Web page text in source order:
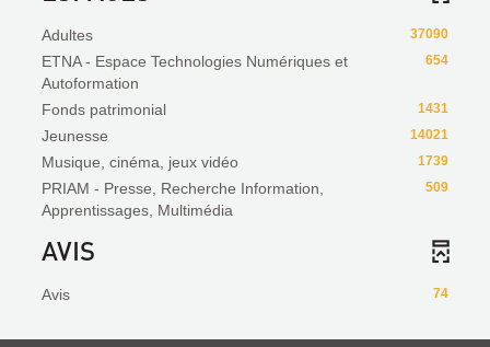
37090
Adultes
654
ETNA - Espace Technologies Numériques et
Autoformation
1431
Fonds patrimonial
14021
Jeunesse
1739
Musique, cinéma, jeux vidéo
509
PRIAM - Presse, Recherche Information,
Apprentissages, Multimédia
AVIS
74
Avis